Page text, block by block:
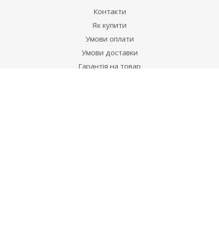
Контакти
Як купити
Умови оплати
Умови доставки
Гарантія на товар